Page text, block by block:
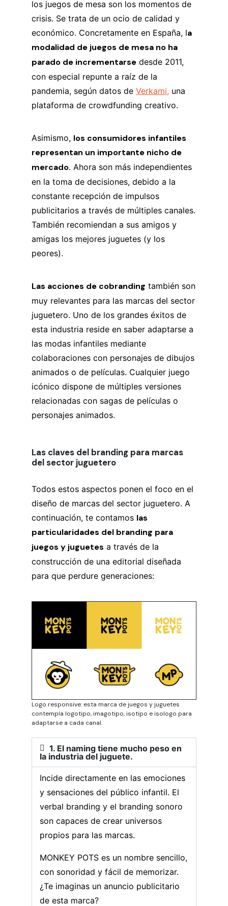
los juegos de mesa son los momentos de
crisis. Se trata de un ocio de calidad y
económico. Concretamente en España, la
modalidad de juegos de mesa no ha
parado de incrementarse desde 2011,
con especial repunte a raíz de la
pandemia, según datos de Verkami, una
plataforma de crowdfunding creativo.
Asimismo, los consumidores infantiles
representan un importante nicho de
mercado. Ahora son más independientes
en la toma de decisiones, debido a la
constante recepción de impulsos
publicitarios a través de múltiples canales.
También recomiendan a sus amigos y
amigas los mejores juguetes (y los
peores).
Las acciones de cobranding también son
muy relevantes para las marcas del sector
juguetero. Uno de los grandes éxitos de
esta industria reside en saber adaptarse a
las modas infantiles mediante
colaboraciones con personajes de dibujos
animados o de películas. Cualquier juego
icónico dispone de múltiples versiones
relacionadas con sagas de películas o
personajes animados.
Las claves del branding para marcas
del sector juguetero
Todos estos aspectos ponen el foco en el
diseño de marcas del sector juguetero. A
continuación, te contamos las
particularidades del branding para
juegos y juguetes a través de la
construcción de una editorial diseñada
para que perdure generaciones:
Logo responsive: esta marca de juegos y juguetes
contempla logotipo, imagotipo, isotipo e isologo para
adaptarse a cada canal.
1. El naming tiene mucho peso en
la industria del juguete.
Incide directamente en las emociones
y sensaciones del público infantil. El
verbal branding y el branding sonoro
son capaces de crear universos
propios para las marcas.
MONKEY POTS es un nombre sencillo,
con sonoridad y fácil de memorizar.
¿Te imaginas un anuncio publicitario
de esta marca?